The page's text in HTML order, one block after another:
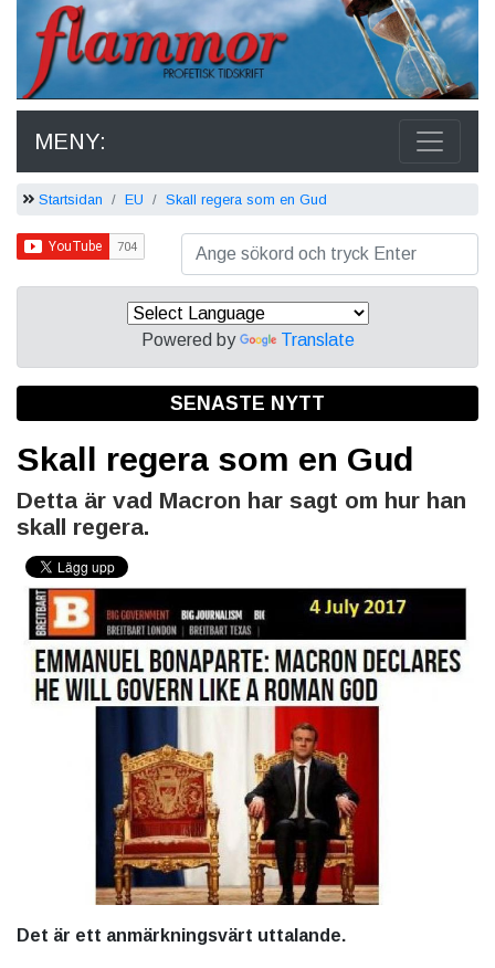
MENY:
Startsidan EU Skall regera som en Gud
Powered by Translate
SENASTE NYTT
Skall regera som en Gud
Detta är vad Macron har sagt om hur han
skall regera.
Det är ett anmärkningsvärt uttalande.